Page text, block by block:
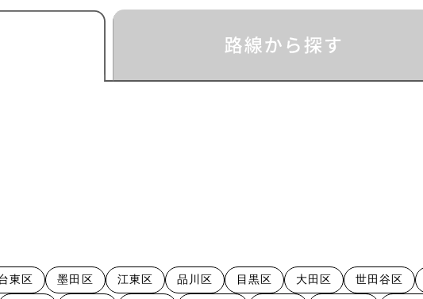
東区 墨田区 江東区 品川区 目黒区 大田区 世田谷区